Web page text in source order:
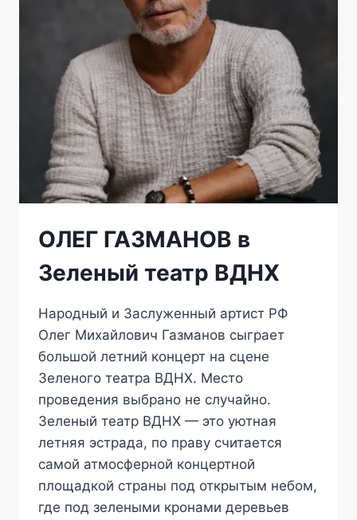
ВТБ
АРЕНА
ОЛЕГ ГАЗМАНОВ в
Зеленый театр ВДНХ
Народный и Заслуженный артист РФ
Олег Михайлович Газманов сыграет
большой летний концерт на сцене
Зеленого театра ВДНХ. Место
проведения выбрано не случайно.
Зеленый театр ВДНХ — это уютная
летняя эстрада, по праву считается
самой атмосферной концертной
площадкой страны под открытым небом,
где под зелеными кронами деревьев